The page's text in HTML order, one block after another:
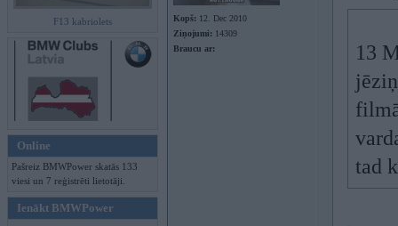
F13 kabriolets
Online
Pašreiz BMWPower skatās 133
viesi un 7 reģistrēti lietotāji.
Ienākt BMWPower
Kopš: 12. Dec 2010
Ziņojumi: 14309
Braucu ar:
13
tad